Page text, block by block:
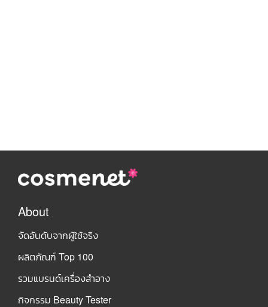
About
จัดอันดับจากผู้ใช้จริง
ผลิตภัณฑ์ Top 100
รวมแบรนด์เครื่องสำอาง
กิจกรรม Beauty Tester